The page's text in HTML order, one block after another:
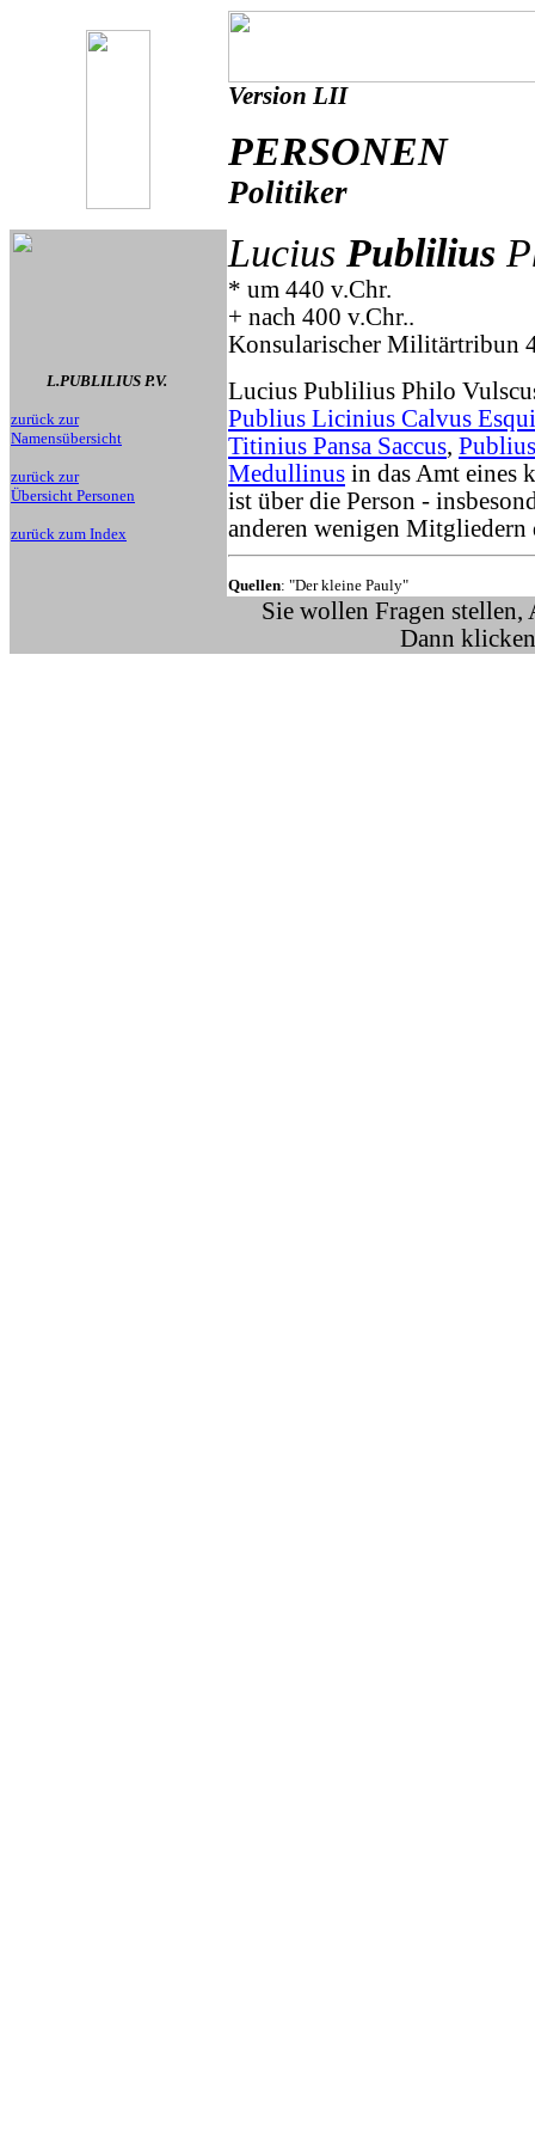
Version LII
PERSONEN
Politiker
L.PUBLILIUS P.V.
zurück zur
Namensübersicht
zurück zur
Übersicht Personen
zurück zum Index
Lucius Publilius
* um 440 v.Chr.
+ nach 400 v.Chr..
Konsularischer Militärtribun
Lucius Publilius Philo
Publius Licinius Calvus
Titinius Pansa Saccus,
Medullinus in das Amt eines
ist über die Person -
anderen wenigen Mitgliedern
Quellen: "Der kleine Pauly"
Sie wollen Fragen stellen,
Dann